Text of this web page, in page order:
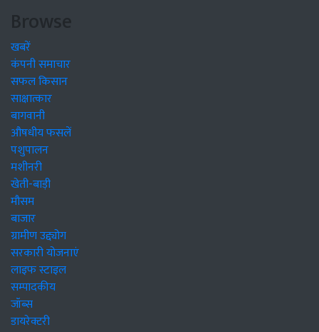
Browse
खबरें
कंपनी समाचार
सफल किसान
साक्षात्कार
बागवानी
औषधीय फसलें
पशुपालन
मशीनरी
खेती-बाड़ी
मौसम
बाजार
ग्रामीण उद्द्योग
सरकारी योजनाएं
लाइफ स्टाइल
सम्पादकीय
जॉब्स
डायरेक्टरी